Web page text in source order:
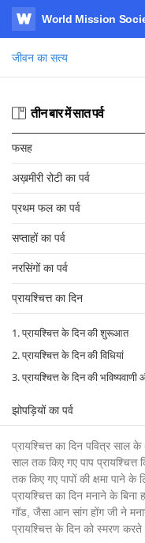
WATV
World Mission
जीवन का सत्य
तीन बार में सात पर्व
फसह
अख़मीरी रोटी का पर्व
प्रथम फल का पर्व
सप्ताहों का पर्व
नरसिंगों का पर्व
प्रायश्चित्त का दिन
1. प्रायश्चित्त के दिन की शुरूआत
2. प्रायश्चित्त के दिन की विधियां
3. प्रायश्चित्त के दिन की भविष्यवाणी
झोपड़ियों का पर्व
प्रायश्चित्त का दिन पवित्र
साल तक किए गए पाप
तक किए गए पापों की क्षमा पाने के
प्रायश्चित्त का दिन मनाने के
गॉड, जैसा आन सांग होंग जी ने
प्रायश्चित्त के दिन को स्मरण करते